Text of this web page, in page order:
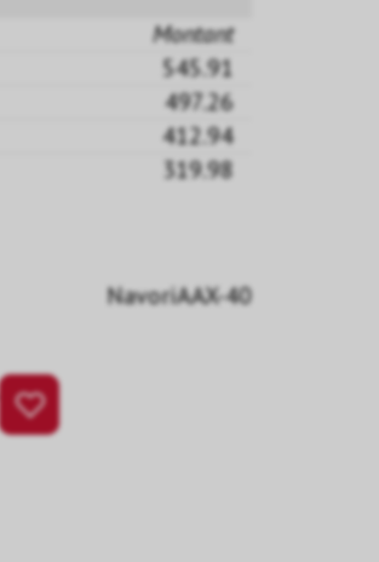
Montant
545.91
497.26
412.94
319.98
NavoriAAX-40